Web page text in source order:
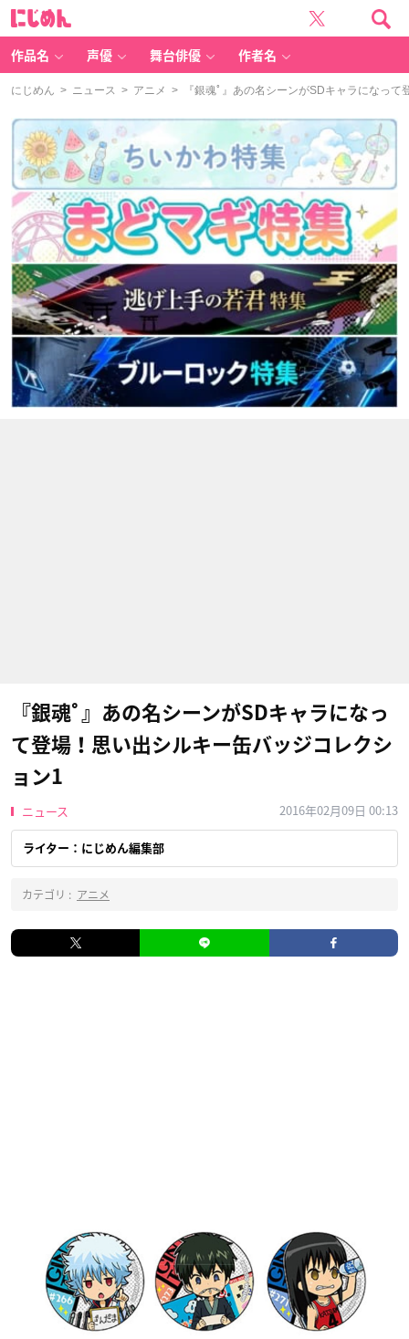
作品名 声優 舞台俳優 作者名
にじめん > ニュース > アニメ > 『銀魂ﾟ』あの名シーンがSDキャラになって
『銀魂ﾟ』あの名シーンがSDキャラになっ
て登場！思い出シルキー缶バッジコレクシ
ョン1
ニュース 2016年02月09日 00:13
ライター：にじめん編集部
カテゴリ : アニメ